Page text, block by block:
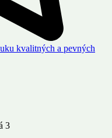
kvalitných a pevných
3